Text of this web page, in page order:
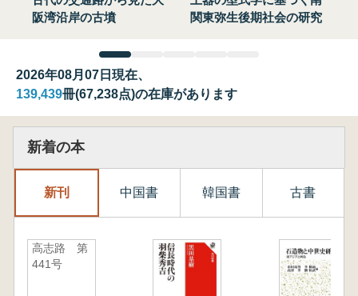
阪湾沿岸の古墳
関東弥生後期社会の研究
2026年08月07日現在、
139,439冊(67,238点)の在庫があります
新着の本
新刊 中国書 韓国書 古書
高志路 第
441号